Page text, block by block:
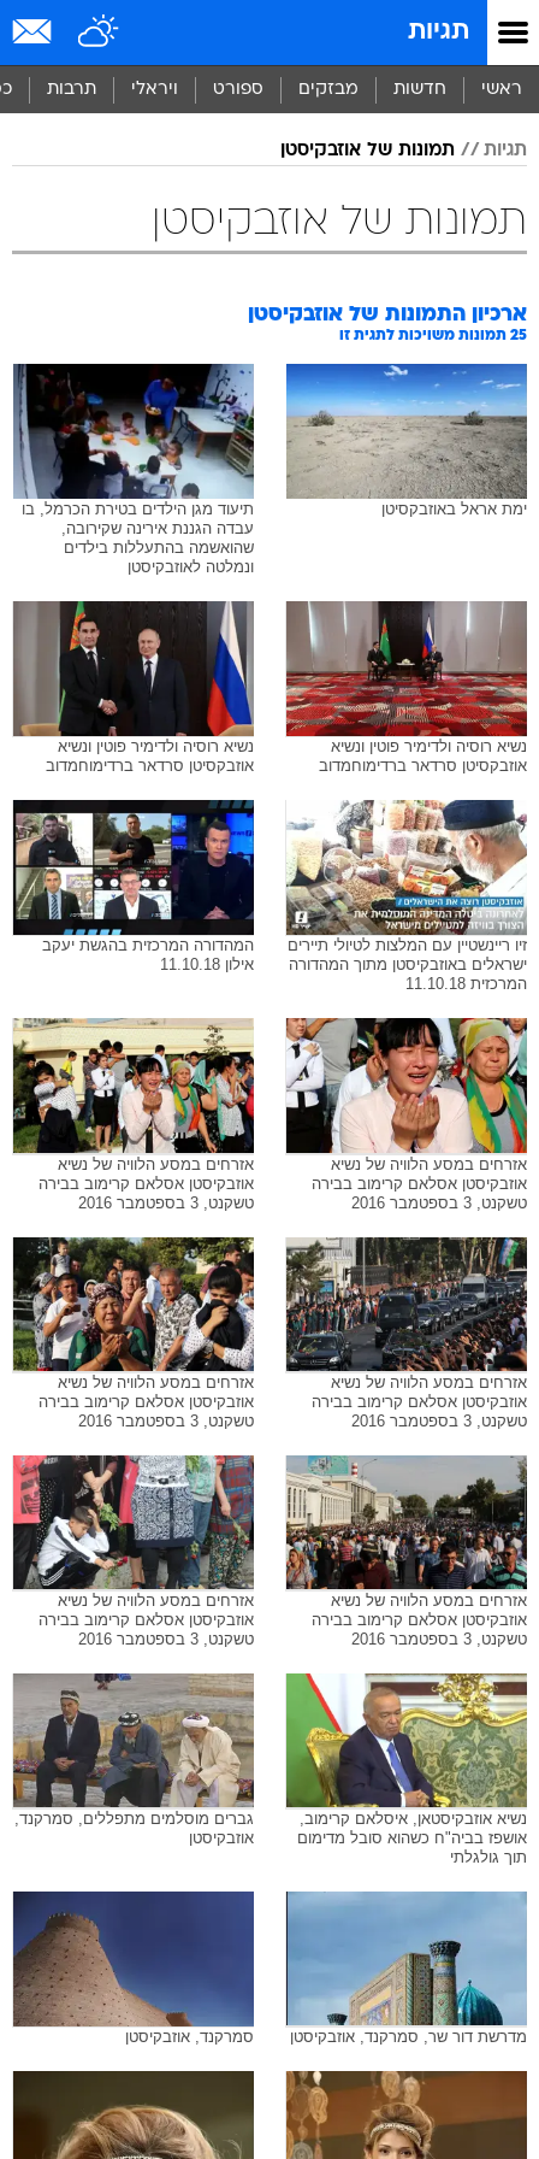
תגיות
ראשי חדשות מבזקים ספורט ויראלי תרבות
תגיות תמונות של אוזבקיסטן
תמונות של אוזבקיסטן
ארכיון התמונות של אוזבקיסטן
25 תמונות משויכות לתגית זו
ימת אראל באוזבקסיטן
תיעוד מגן הילדים בטירת הכרמל, בו
עבדה הגננת אירינה שקירובה,
שהואשמה בהתעללות בילדים
ונמלטה לאוזבקיסטן
נשיא רוסיה ולדימיר פוטין ונשיא
אוזבקסיטן סרדאר ברדימוחמדוב
נשיא רוסיה ולדימיר פוטין ונשיא
אוזבקסיטן סרדאר ברדימוחמדוב
זיו ריינשטיין עם המלצות לטיולי תיירים
ישראלים באוזבקיסטן מתוך המהדורה
המרכזית 11.10.18
המהדורה המרכזית בהגשת יעקב
אילון 11.10.18
אזרחים במסע הלוויה של נשיא
אוזבקיסטן אסלאם קרימוב בבירה
טשקנט, 3 בספטמבר 2016
אזרחים במסע הלוויה של נשיא
אוזבקיסטן אסלאם קרימוב בבירה
טשקנט, 3 בספטמבר 2016
אזרחים במסע הלוויה של נשיא
אוזבקיסטן אסלאם קרימוב בבירה
טשקנט, 3 בספטמבר 2016
אזרחים במסע הלוויה של נשיא
אוזבקיסטן אסלאם קרימוב בבירה
טשקנט, 3 בספטמבר 2016
אזרחים במסע הלוויה של נשיא
אוזבקיסטן אסלאם קרימוב בבירה
טשקנט, 3 בספטמבר 2016
אזרחים במסע הלוויה של נשיא
אוזבקיסטן אסלאם קרימוב בבירה
טשקנט, 3 בספטמבר 2016
נשיא אוזבקיסטאן, איסלאם קרימוב,
אושפז בביה"ח כשהוא סובל מדימום
תוך גולגלתי
גברים מוסלמים מתפללים, סמרקנד,
אוזבקיסטן
מדרשת דור שר, סמרקנד, אוזבקיסטן סמרקנד, אוזבקיסטן